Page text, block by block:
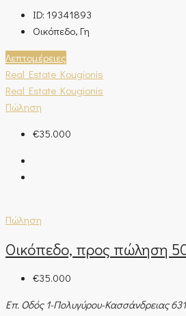
ID: 19341893
Οικόπεδο, Γη
Λεπτομέρειες
Real Estate Kougionis
Real Estate Kougionis
Πώληση
€35.000
Πώληση
Οικόπεδο, προς πώληση
€35.000
Επ. Οδός 1-Πολυγύρου-Κασσάνδρειας